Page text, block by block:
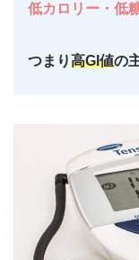
低カロリー・低
つまり高GI値の